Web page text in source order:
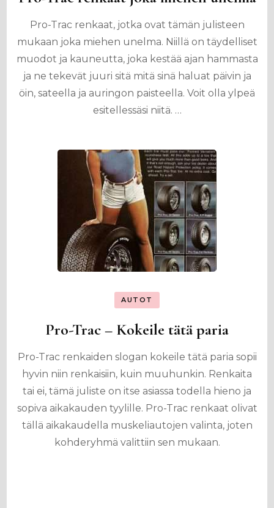
Pro-Trac renkaat, jotka ovat tämän julisteen
mukaan joka miehen unelma. Niillä on täydelliset
muodot ja kauneutta, joka kestää ajan hammasta
ja ne tekevät juuri sitä mitä sinä haluat päivin ja
öin, sateella ja auringon paisteella. Voit olla ylpeä
esitellessäsi niitä. …
AUTOT
Pro-Trac – Kokeile tätä paria
Pro-Trac renkaiden slogan kokeile tätä paria sopii
hyvin niin renkaisiin, kuin muuhunkin. Renkaita
tai ei, tämä juliste on itse asiassa todella hieno ja
sopiva aikakauden tyylille. Pro-Trac renkaat olivat
tällä aikakaudella muskeliautojen valinta, joten
kohderyhmä valittiin sen mukaan.